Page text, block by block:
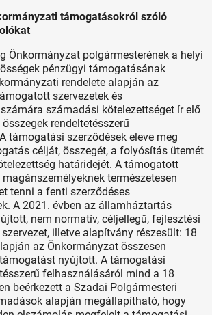
támogatásokról szóló
Önkormányzat polgármesterének a helyi
pénzügyi támogatásának
rendelete alapján az
szervezetek és
számadási kötelezettséget ír elő
rendeltetésszerű
támogatási szerződések eleve meg
célját, összegét, a folyósítás ütemét
határidejét. A támogatott
természetesen
tenni a fenti szerződéses
A 2021. évben az államháztartás
nem normatív, céljellegű, fejlesztési
illetve alapítvány részesült: 18
az Önkormányzat összesen
nyújtott. A támogatási
felhasználásáról mind a 18
beérkezett a Szadai Polgármesteri
alapján megállapítható, hogy